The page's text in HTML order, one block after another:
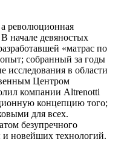
а революционная
начале девяностых
«матрас по
собранный за годы
исследования в области
Центром
компании Altrenotti
концепцию того;
для всех.
безупречного
и новейших технологий.